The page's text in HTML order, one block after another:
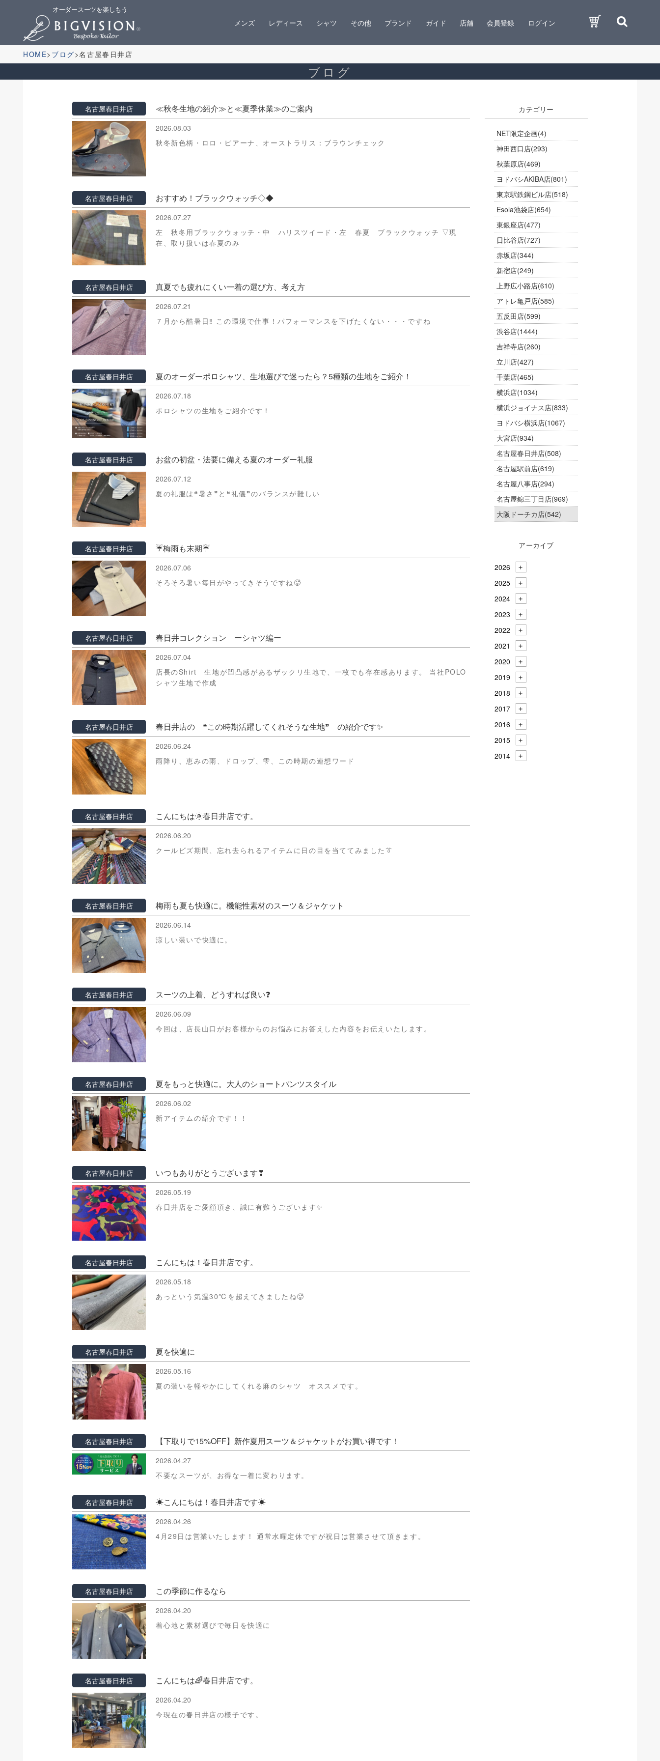
オーダースーツを楽しもう
メンズ レディース シャツ その他 ブランド ガイド 店舗 会員登録 ログイン
HOME ブログ 名古屋春日井店
ブログ
名古屋春日井店 ≪秋冬生地の紹介≫と≪夏季休業≫のご案内
2026.08.03
秋冬新色柄・ロロ・ピアーナ、オーストラリス：ブラウンチェック
名古屋春日井店 おすすめ！ブラックウォッチ◇◆
2026.07.27
左 秋冬用ブラックウォッチ・中 ハリスツイード・左 春夏 ブラックウォッチ ▽現
在、取り扱いは春夏のみ
名古屋春日井店 真夏でも疲れにくい一着の選び方、考え方
2026.07.21
７月から酷暑日‼ この環境で仕事！パフォーマンスを下げたくない・・・ですね
名古屋春日井店 夏のオーダーポロシャツ、生地選びで迷ったら？5種類の生地をご紹介！
2026.07.18
ポロシャツの生地をご紹介です！
名古屋春日井店 お盆の初盆・法要に備える夏のオーダー礼服
2026.07.12
夏の礼服は❝暑さ❞と❝礼儀❞のバランスが難しい
名古屋春日井店 ☔梅雨も末期☔
2026.07.06
そろそろ暑い毎日がやってきそうですね🥵
名古屋春日井店 春日井コレクション ーシャツ編ー
2026.07.04
店長のShirt 生地が凹凸感があるザックリ生地で、一枚でも存在感あります。 当社POLO
シャツ生地で作成
名古屋春日井店 春日井店の ❝この時期活躍してくれそうな生地❞ の紹介です✨
2026.06.24
雨降り、恵みの雨、ドロップ、雫、この時期の連想ワード
名古屋春日井店 こんにちは🌞春日井店です。
2026.06.20
クールビズ期間、忘れ去られるアイテムに日の目を当ててみました👔
名古屋春日井店 梅雨も夏も快適に。機能性素材のスーツ＆ジャケット
2026.06.14
涼しい装いで快適に。
名古屋春日井店 スーツの上着、どうすれば良い❓
2026.06.09
今回は、店長山口がお客様からのお悩みにお答えした内容をお伝えいたします。
名古屋春日井店 夏をもっと快適に。大人のショートパンツスタイル
2026.06.02
新アイテムの紹介です！！
名古屋春日井店 いつもありがとうございます❣
2026.05.19
春日井店をご愛顧頂き、誠に有難うございます✨
名古屋春日井店 こんにちは！春日井店です。
2026.05.18
あっという気温30℃を超えてきましたね🥵
名古屋春日井店 夏を快適に
2026.05.16
夏の装いを軽やかにしてくれる麻のシャツ オススメです。
名古屋春日井店 【下取りで15%OFF】新作夏用スーツ＆ジャケットがお買い得です！
2026.04.27
不要なスーツが、お得な一着に変わります。
名古屋春日井店 ☀こんにちは！春日井店です☀
2026.04.26
4月29日は営業いたします！ 通常水曜定休ですが祝日は営業させて頂きます。
名古屋春日井店 この季節に作るなら
2026.04.20
着心地と素材選びで毎日を快適に
名古屋春日井店 こんにちは🌈春日井店です。
2026.04.20
今現在の春日井店の様子です。
カテゴリー
NET限定企画(4)
神田西口店(293)
秋葉原店(469)
ヨドバシAKIBA店(801)
東京駅鉄鋼ビル店(518)
Esola池袋店(654)
東銀座店(477)
日比谷店(727)
赤坂店(344)
新宿店(249)
上野広小路店(610)
アトレ亀戸店(585)
五反田店(599)
渋谷店(1444)
吉祥寺店(260)
立川店(427)
千葉店(465)
横浜店(1034)
横浜ジョイナス店(833)
ヨドバシ横浜店(1067)
大宮店(934)
名古屋春日井店(508)
名古屋駅前店(619)
名古屋八事店(294)
名古屋錦三丁目店(969)
大阪ドーチカ店(542)
アーカイブ
2026
2025
2024
2023
2022
2021
2020
2019
2018
2017
2016
2015
2014